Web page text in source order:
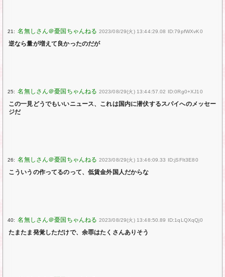
21: 2023/08/29(火) 13:44:29.08 ID:79pfWXvK0
逆なら量が増えて良かったのだが
25: 2023/08/29(火) 13:44:57.02 ID:0Rg0+XJ10
この一見どうでもいいニュース、これは国内に潜伏するスパイへのメッセー
ジだ
26: 2023/08/29(火) 13:46:09.33 ID:jSFIt3E80
こういうの作ってるのって、低賃金外国人だからな
40: 2023/08/29(火) 13:48:50.89 ID:1qLQXqQj0
たまたま発覚しただけで、余罪はたくさんありそう